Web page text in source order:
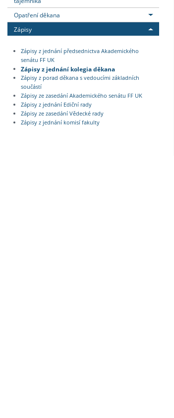
Opatření děkana
Zápisy
Zápisy z jednání předsednictva Akademického
senátu FF UK
Zápisy z jednání kolegia děkana
Zápisy z porad děkana s vedoucími základních
součástí
Zápisy ze zasedání Akademického senátu FF UK
Zápisy z jednání Ediční rady
Zápisy ze zasedání Vědecké rady
Zápisy z jednání komisí fakulty